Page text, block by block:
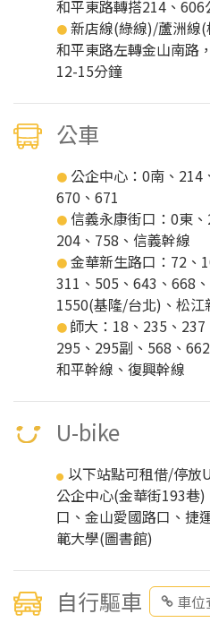
和平東路轉搭214、
● 新店線(綠線)/蘆洲
和平東路左轉金山南路
12-15分鐘
公車
● 公企中心：0南、214
670、671
● 信義永康街口：0東
204、758、信義幹線
● 金華新生路口：72、
311、505、643、668
1550(基隆/台北)、松江
● 師大：18、235、
295、295副、568、
和平幹線、復興幹線
U-bike
● 以下站點可租借/停放
公企中心(金華街193巷
口、金山愛國路口、捷
範大學(圖書館)
自行驅車
車